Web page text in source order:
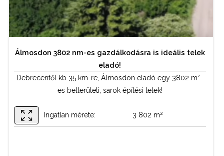
Álmosdon 3802 nm-es gazdálkodásra is ideális telek
eladó!
Debrecentől kb 35 km-re, Álmosdon eladó egy 3802 m²-
es belterületi, sarok építési telek!
Ingatlan mérete: 3 802 m2